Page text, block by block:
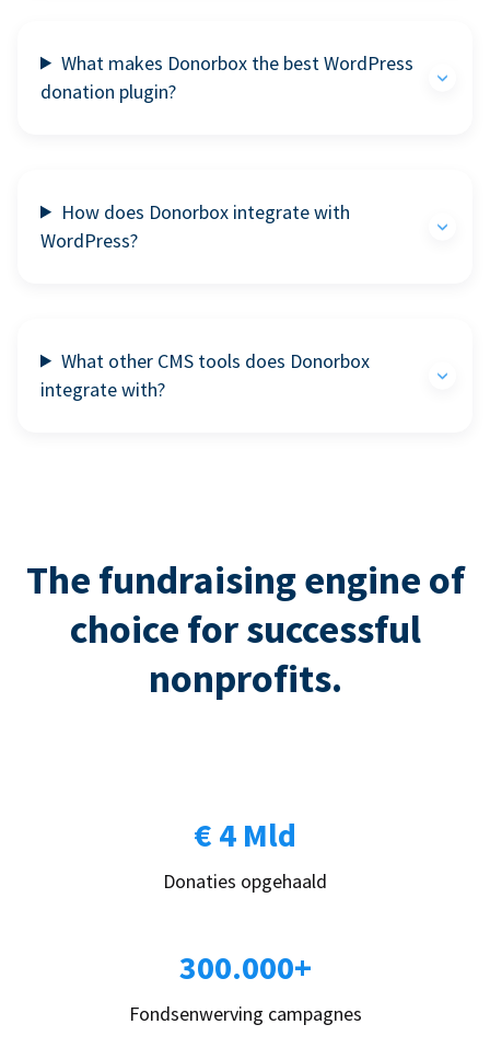
What makes Donorbox the best WordPress
donation plugin?
How does Donorbox integrate with
WordPress?
What other CMS tools does Donorbox
integrate with?
The fundraising engine of
choice for successful
nonprofits.
€ 4 Mld
Donaties opgehaald
300.000+
Fondsenwerving campagnes